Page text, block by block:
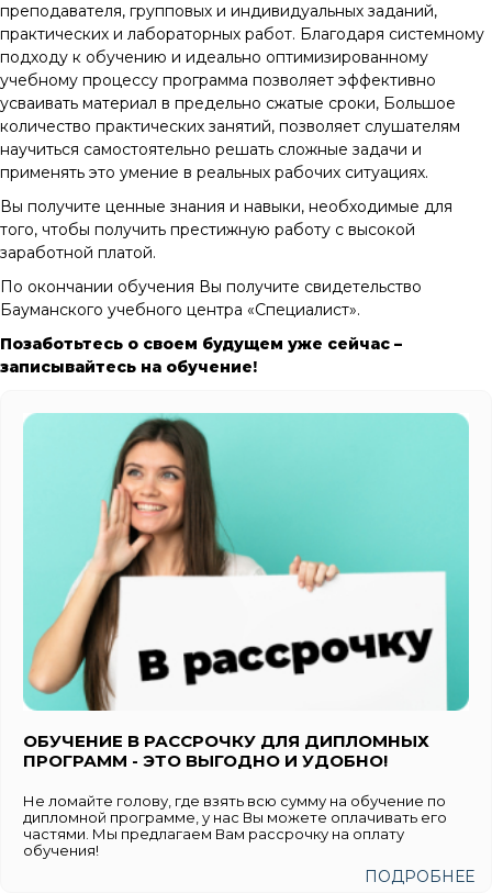
преподавателя, групповых и индивидуальных заданий,
практических и лабораторных работ. Благодаря системному
подходу к обучению и идеально оптимизированному
учебному процессу программа позволяет эффективно
усваивать материал в предельно сжатые сроки, Большое
количество практических занятий, позволяет слушателям
научиться самостоятельно решать сложные задачи и
применять это умение в реальных рабочих ситуациях.
Вы получите ценные знания и навыки, необходимые для
того, чтобы получить престижную работу с высокой
заработной платой.
По окончании обучения Вы получите свидетельство
Бауманского учебного центра «Специалист».
Позаботьтесь о своем будущем уже сейчас –
записывайтесь на обучение!
ОБУЧЕНИЕ В РАССРОЧКУ ДЛЯ ДИПЛОМНЫХ
ПРОГРАММ - ЭТО ВЫГОДНО И УДОБНО!
Не ломайте голову, где взять всю сумму на обучение по
дипломной программе, у нас Вы можете оплачивать его
частями. Мы предлагаем Вам рассрочку на оплату
обучения!
ПОДРОБНЕЕ